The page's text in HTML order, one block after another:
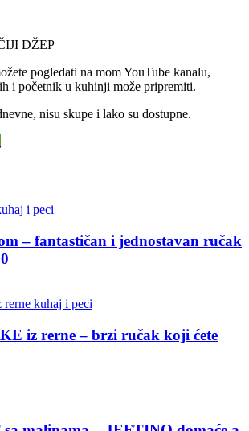
DŽEP
pogledati na mom YouTube kanalu,
i početnik u kuhinji može pripremiti.
nisu skupe i lako su dostupne.
– fantastičan i jednostavan ručak
iz rerne – brzi ručak koji ćete